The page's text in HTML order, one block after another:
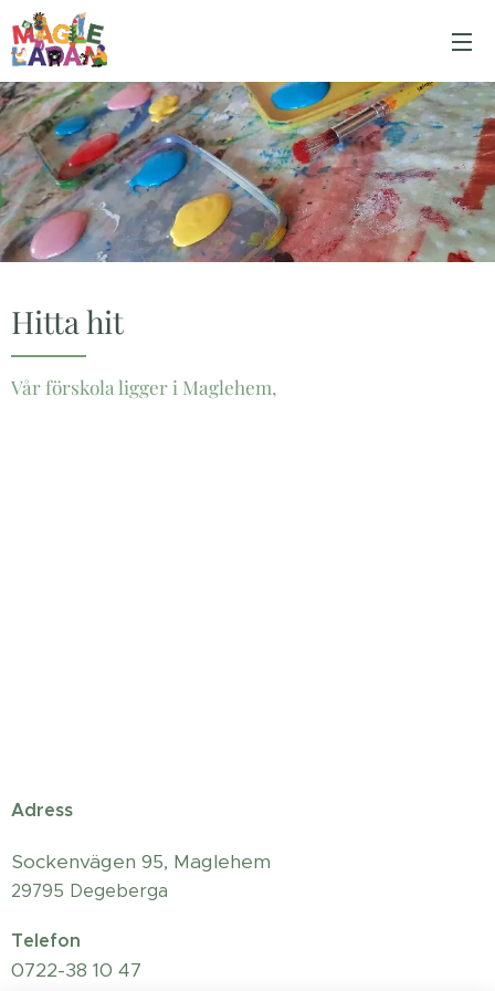
Hitta hit
Vår förskola ligger i Maglehem,
Adress
Sockenvägen 95, Maglehem
29795 Degeberga
Telefon
0722-38 10 47